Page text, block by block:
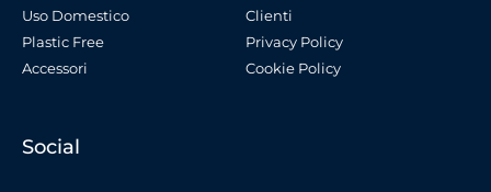
Uso Domestico
Plastic Free
Accessori
Clienti
Privacy Policy
Cookie Policy
Social